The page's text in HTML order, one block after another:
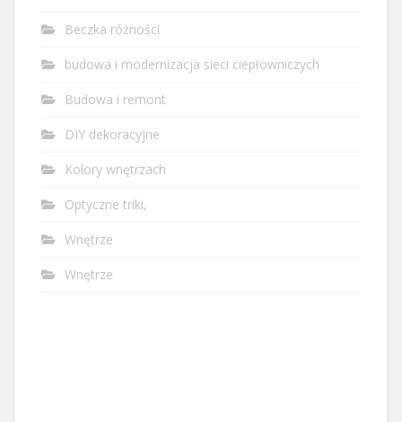
Beczka różności
budowa i modernizacja sieci ciepłowniczych
Budowa i remont
DIY dekoracyjne
Kolory wnętrzach
Optyczne triki,
Wnętrze
Wnętrze